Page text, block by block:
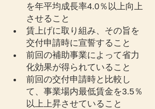
を年平均成長率4.0％以上向上
させること
賃上げに取り組み、その旨を
交付申請時に宣誓すること
前回の補助事業によって省力
化効果が得られていること
前回の交付申請時と比較し
て、事業場内最低賃金を3.5％
以上上昇させていること